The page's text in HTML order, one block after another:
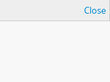
Close